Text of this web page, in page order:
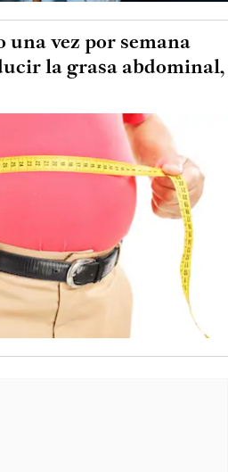
una vez por semana
la grasa abdominal,